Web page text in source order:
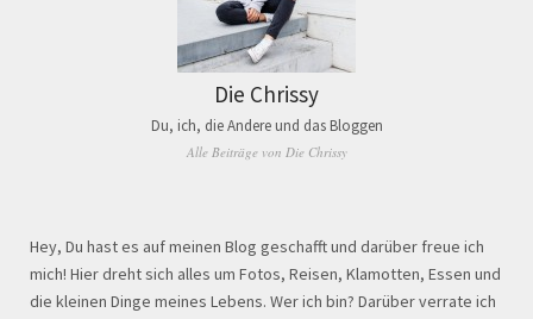
Die Chrissy
Du, ich, die Andere und das Bloggen
Alle Beiträge von Die Chrissy
Hey, Du hast es auf meinen Blog geschafft und darüber freue ich
mich! Hier dreht sich alles um Fotos, Reisen, Klamotten, Essen und
die kleinen Dinge meines Lebens. Wer ich bin? Darüber verrate ich